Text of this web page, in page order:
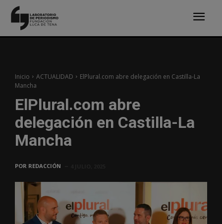
Inicio ACTUALIDAD
ElPlural.com abre delegación en Castilla-La
Mancha
ElPlural.com abre
delegación en Castilla-La
Mancha
POR REDACCIÓN